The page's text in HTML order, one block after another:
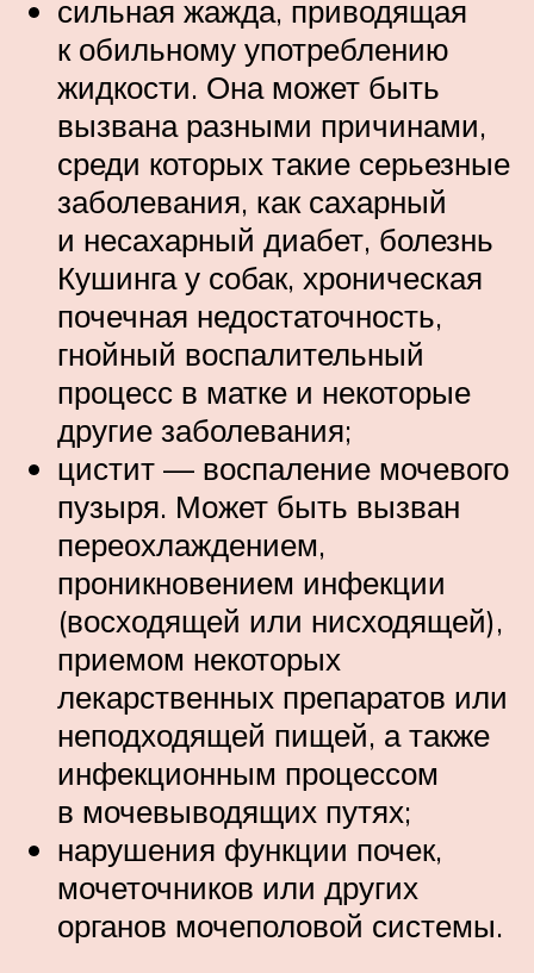
сильная жажда, приводящая
к обильному употреблению
жидкости. Она может быть
вызвана разными причинами,
среди которых такие серьезные
заболевания, как сахарный
и несахарный диабет, болезнь
Кушинга у собак, хроническая
почечная недостаточность,
гнойный воспалительный
процесс в матке и некоторые
другие заболевания;
цистит — воспаление мочевого
пузыря. Может быть вызван
переохлаждением,
проникновением инфекции
(восходящей или нисходящей),
приемом некоторых
лекарственных препаратов или
неподходящей пищей, а также
инфекционным процессом
в мочевыводящих путях;
нарушения функции почек,
мочеточников или других
органов мочеполовой системы.